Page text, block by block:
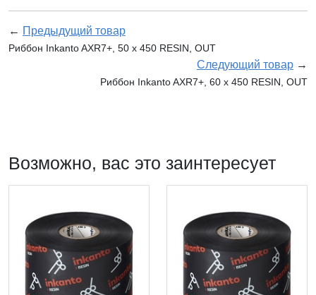
← Предыдущий товар
Риббон Inkanto AXR7+, 50 х 450 RESIN, OUT
Следующий товар →
Риббон Inkanto AXR7+, 60 х 450 RESIN, OUT
Возможно, вас это заинтересует